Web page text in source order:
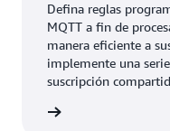
Defina reglas
MQTT a fin de
manera eficiente a
implemente una
suscripción
la administración de